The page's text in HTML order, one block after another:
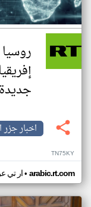
جديدة
اخبار جزر
TN75KY
ار تي• arabic.rt.com